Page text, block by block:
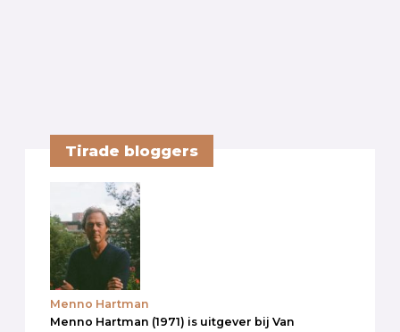
Tirade bloggers
Menno Hartman
Menno Hartman (1971) is uitgever bij Van